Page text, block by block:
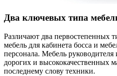
Два ключевых типа
Различают два первостепенных
мебель для кабинета босса и
персонала. Мебель руководителя
дорогих и высококачественных
последнему слову техники.